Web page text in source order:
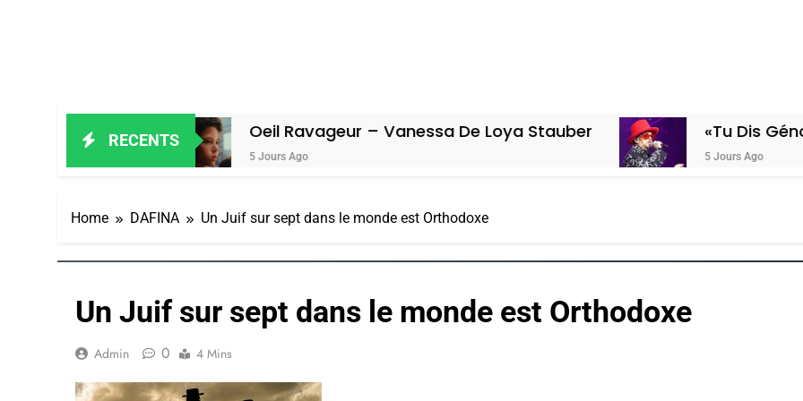
RECENTSOeil Ravageur – Vanessa De Loya Stauber
5 Jours Ago
«Tu Dis Génocide, Je
5 Jours Ago
Home DAFINA Un Juif sur sept dans le monde est Orthodoxe
Un Juif sur sept dans le monde est Orthodoxe
Admin 0 4 Mins